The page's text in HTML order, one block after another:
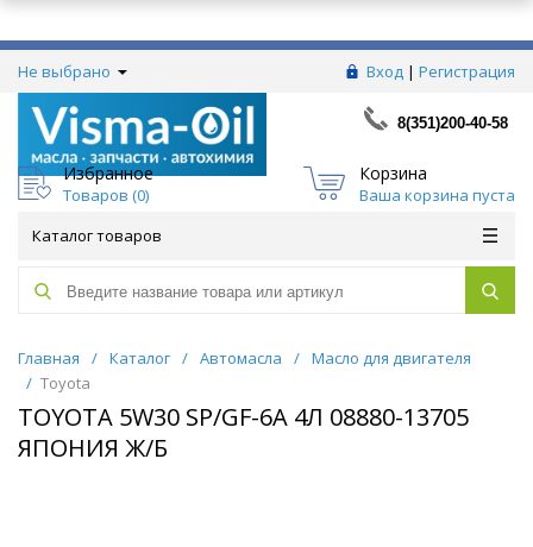
Не выбрано Вход | Регистрация
8(351)200-40-58
Избранное
Товаров (0)
Корзина
Ваша корзина пуста
Каталог товаров
Главная / Каталог / Автомасла / Масло для двигателя
/ Toyota
TOYOTA 5W30 SP/GF-6A 4Л 08880-13705
ЯПОНИЯ Ж/Б